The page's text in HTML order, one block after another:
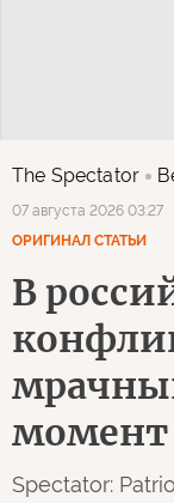
The Spectator
07 августа 2026 03:27
ОРИГИНАЛ СТАТЬИ
В
момент
Spectator: